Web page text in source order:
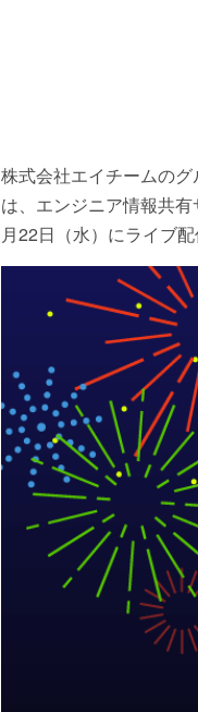
株式会社エイチームの
は、エンジニア情報共
月22日（水）にライブ配